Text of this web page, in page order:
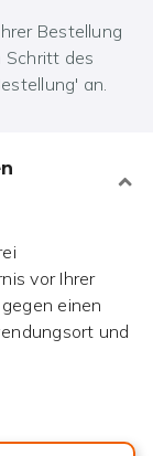
Bestellung
Schritt des
an.
vor Ihrer
einen
und